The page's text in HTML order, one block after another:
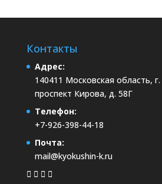
Контакты
Адрес:
140411 Московская область,
проспект Кирова, д. 58Г
Телефон:
+7-926-398-44-18
Почта:
mail@kyokushin-k.ru